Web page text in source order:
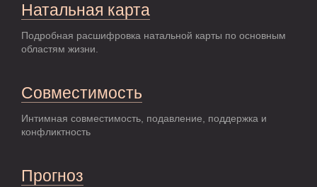
Натальная карта
Подробная расшифровка натальной карты по основным
областям жизни.
Совместимость
Интимная совместимость, подавление, поддержка и
конфликтность
Прогноз